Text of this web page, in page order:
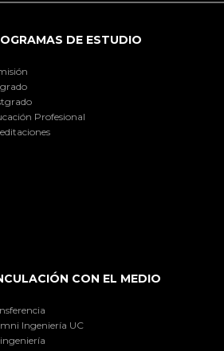
DE ESTUDIO
Profesional
CON EL MEDIO
Ingeniería UC